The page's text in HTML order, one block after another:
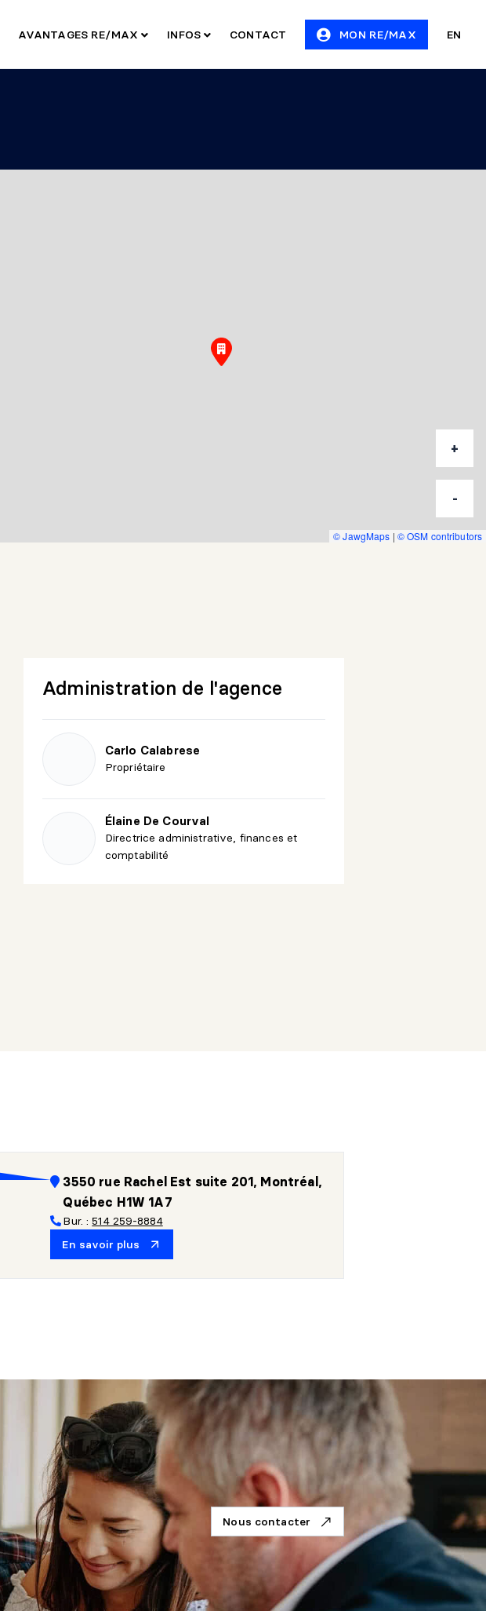
AVANTAGES RE/MAX INFOS CONTACT MON RE/MAX EN
+
-
© JawgMaps | © OSM contributors
Administration de l'agence
Carlo Calabrese
Propriétaire
Élaine De Courval
Directrice administrative, finances et
comptabilité
3550 rue Rachel Est suite 201, Montréal,
Québec H1W 1A7
Bur. : 514 259-8884
En savoir plus
Nous contacter